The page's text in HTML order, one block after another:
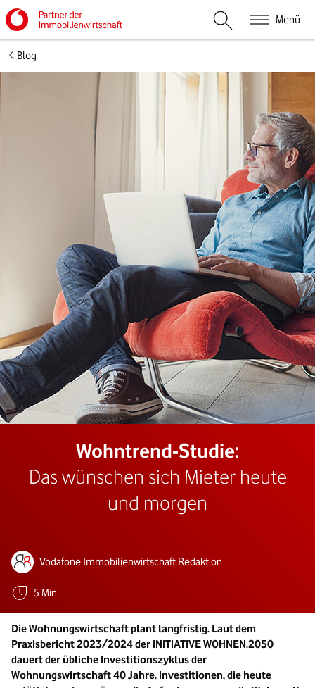
Menü
Suche öffnen
Blog
Wohntrend-Studie:
Das wünschen sich Mieter heute
und morgen
Autoren:Vodafone Immobilienwirtschaft Redaktion
Geschätzte Lesezeit:
5 Min.
Die Wohnungswirtschaft plant langfristig. Laut dem
Praxisbericht 2023/2024 der INITIATIVE WOHNEN.2050
dauert der übliche Investitionszyklus der
Wohnungswirtschaft 40 Jahre. Investitionen, die heute